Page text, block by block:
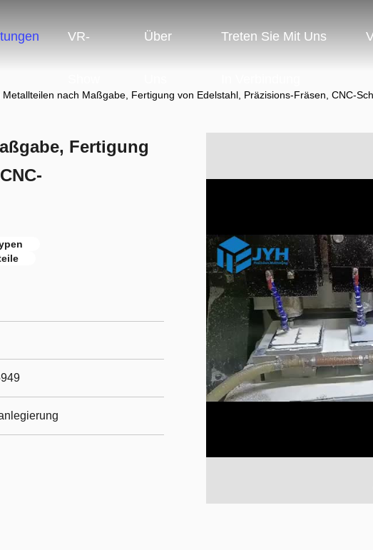
VR- Über Treten Sie Mit Uns
nach Maßgabe, Fertigung von Edelstahl, Präzisions-Fräsen, CNC-
Fertigung